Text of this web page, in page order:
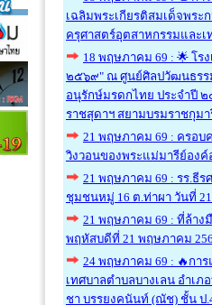
เฉลิมพระเกียรติสมเด็จพร
ครุศาสตร์อุตสาหกรรมและ
18 พฤษภาคม 69 : 🌟 โร
๒๕๖๙" ณ ศูนย์ศิลปวัฒนธรรม
อนุรักษ์มรดกไทย ประจำปี
ราชสุดาฯ สยามบรมราชกุม
21 พฤษภาคม 69 : ครอบ
วิงวอนของพระแม่มารีย์อง
21 พฤษภาคม 69 : รร.ธี
ชุมชนหมู่ 16 ต.ท่าผา วันที่
21 พฤษภาคม 69 : ที่ล้าง
พฤหัสบดีที่ 21 พฤษภาคม
24 พฤษภาคม 69 : 🔥การ
เทศบาลตำบลบางเลน อำเ
ชา บรรยงคนันท์ (ณัช) ชั้น ป